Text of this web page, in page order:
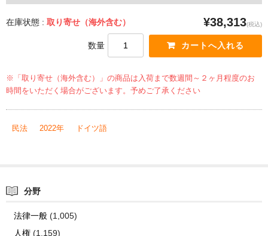
在庫状態 : 取り寄せ（海外含む） ¥38,313(税込)
数量
※「取り寄せ（海外含む）」の商品は入荷まで数週間～２ヶ月程度のお
時間をいただく場合がございます。予めご了承ください
民法 2022年 ドイツ語
分野
法律一般(1,005)
人権(1,159)